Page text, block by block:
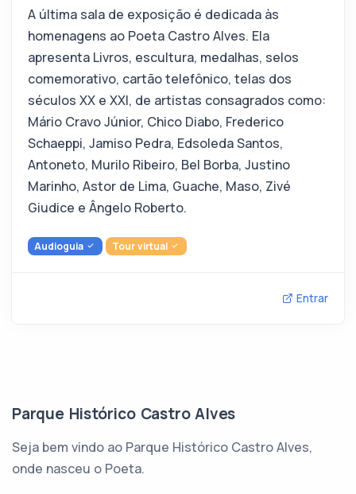
A última sala de exposição é dedicada às
homenagens ao Poeta Castro Alves. Ela
apresenta Livros, escultura, medalhas, selos
comemorativo, cartão telefônico, telas dos
séculos XX e XXI, de artistas consagrados como:
Mário Cravo Júnior, Chico Diabo, Frederico
Schaeppi, Jamiso Pedra, Edsoleda Santos,
Antoneto, Murilo Ribeiro, Bel Borba, Justino
Marinho, Astor de Lima, Guache, Maso, Zivé
Giudice e Ângelo Roberto.
Audioguia Tour virtual
Entrar
Parque Histórico Castro Alves
Seja bem vindo ao Parque Histórico Castro Alves,
onde nasceu o Poeta.